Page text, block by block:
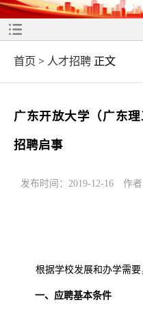
首页 > 人才招聘 正文
广东开放大学（广东
招聘启事
发布时间：2019-12-16
根据学校发展和办学需
一、应聘基本条件